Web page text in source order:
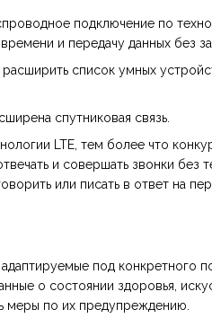
подключение по
и передачу данных без
список умных
спутниковая связь.
LTE, тем более что
и совершать звонки без
или писать в ответ на
под конкретного
о состоянии здоровья,
меры по их предупреждению.